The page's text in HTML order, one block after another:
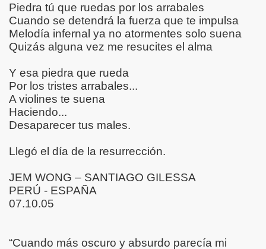
Piedra tú que ruedas por los arrabales
Cuando se detendrá la fuerza que te impulsa
Melodía infernal ya no atormentes solo suena
Quizás alguna vez me resucites el alma
Y esa piedra que rueda
Por los tristes arrabales...
A violines te suena
Haciendo...
Desaparecer tus males.
Llegó el día de la resurrección.
JEM WONG – SANTIAGO GILESSA
PERÚ - ESPAÑA
07.10.05
“Cuando más oscuro y absurdo parecía mi
Y POEMAS ILUSTRADOS---
REFRANES, CITAS***
Víctor Merino, músico, compositor y pianista
Y VERSOS CORTOS
, CITAS CELEBRES ILUSTRADOS***
YASSIN KAOUD**